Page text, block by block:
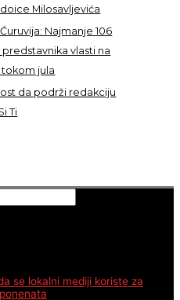
Milosavljevića
Najmanje 106
vlasti na
jula
da podrži redakciju
Ti
se lokalni mediji koriste za